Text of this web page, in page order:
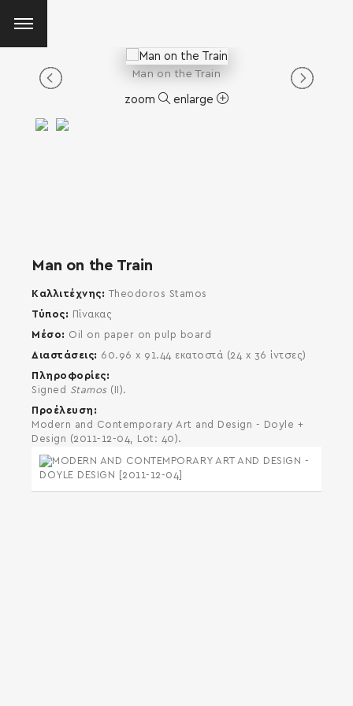
Man on the Train
zoom enlarge
Man on the Train
Καλλιτέχνης
Theodoros Stamos
Τύπος
Πίνακας
Μέσο
Oil on paper on pulp board
Διαστάσεις
60.96 x 91.44 εκατοστά (24 x 36 ίντσες)
Πληροφορίες
Signed
Stamos(II).
Προέλευση
Modern and Contemporary Art and Design - Doyle +
Design (2011-12-04, Lot: 40).